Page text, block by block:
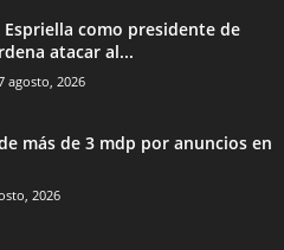
Espriella como presidente de
atacar al...
agosto, 2026
más de 3 mdp por anuncios en
2026